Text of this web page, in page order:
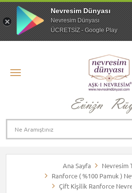
Ana Sayfa
Nevresim
Ranforce ( %100 Pamuk )
Çift Kişilik Ranforce
Nevresim Dünyası
Nevresim Dünyası
ÜCRETSİZ - Google Play